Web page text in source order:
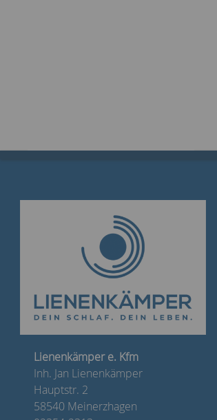
Lienenkämper e. Kfm
Inh. Jan Lienenkämper
Hauptstr. 2
58540 Meinerzhagen